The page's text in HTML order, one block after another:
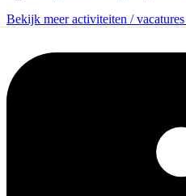
Bekijk meer activiteiten /